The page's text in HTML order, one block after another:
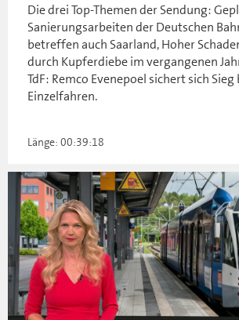
Die drei Top-Themen der Sendung:
Sanierungsarbeiten der Deutschen
betreffen auch Saarland, Hoher
durch Kupferdiebe im vergangenen
TdF: Remco Evenepoel sichert sich Sieg
Einzelfahren.
Länge: 00:39:18